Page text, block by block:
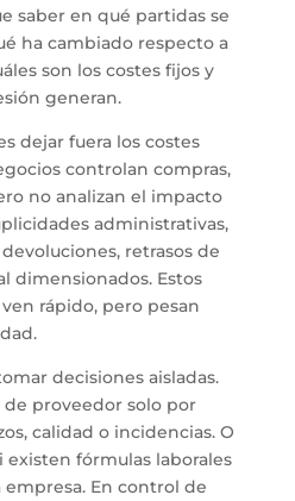
saber en qué partidas se
ha cambiado respecto a
son los costes fijos y
generan.
dejar fuera los costes
controlan compras,
no analizan el impacto
administrativas,
retrasos de
dimensionados. Estos
rápido, pero pesan
decisiones aisladas.
proveedor solo por
calidad o incidencias. O
existen fórmulas laborales
empresa. En control de